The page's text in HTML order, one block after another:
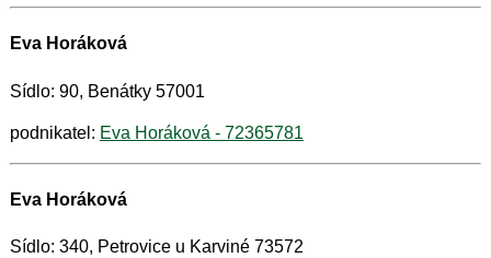
Eva Horáková
Sídlo: 90, Benátky 57001
podnikatel: Eva Horáková - 72365781
Eva Horáková
Sídlo: 340, Petrovice u Karviné 73572